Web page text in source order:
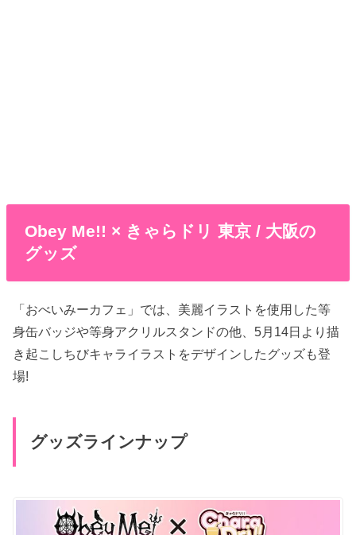
Obey Me!! × きゃらドリ 東京 / 大阪の
グッズ
「おべいみーカフェ」では、美麗イラストを使用した等
身缶バッジや等身アクリルスタンドの他、5月14日より描
き起こしちびキャライラストをデザインしたグッズも登
場!
グッズラインナップ